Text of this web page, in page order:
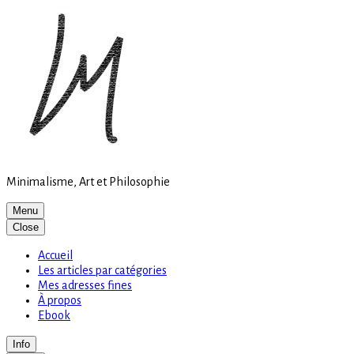
Minimalisme, Art et Philosophie
Menu
Close
Accueil
Les articles par catégories
Mes adresses fines
À propos
Ebook
Info